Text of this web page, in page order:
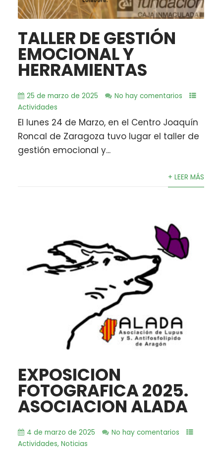
TALLER DE GESTIÓN
EMOCIONAL Y
HERRAMIENTAS
25 de marzo de 2025
No hay comentarios
Actividades
El lunes 24 de Marzo, en el Centro Joaquín
Roncal de Zaragoza tuvo lugar el taller de
gestión emocional y...
+ LEER MÁS
EXPOSICION
FOTOGRAFICA 2025.
ASOCIACION ALADA
4 de marzo de 2025
No hay comentarios
Actividades, Noticias